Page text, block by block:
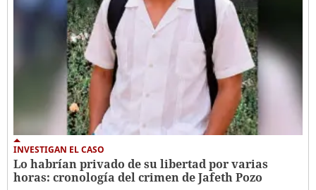
INVESTIGAN EL CASO
Lo habrían privado de su libertad por varias
horas: cronología del crimen de Jafeth Pozo